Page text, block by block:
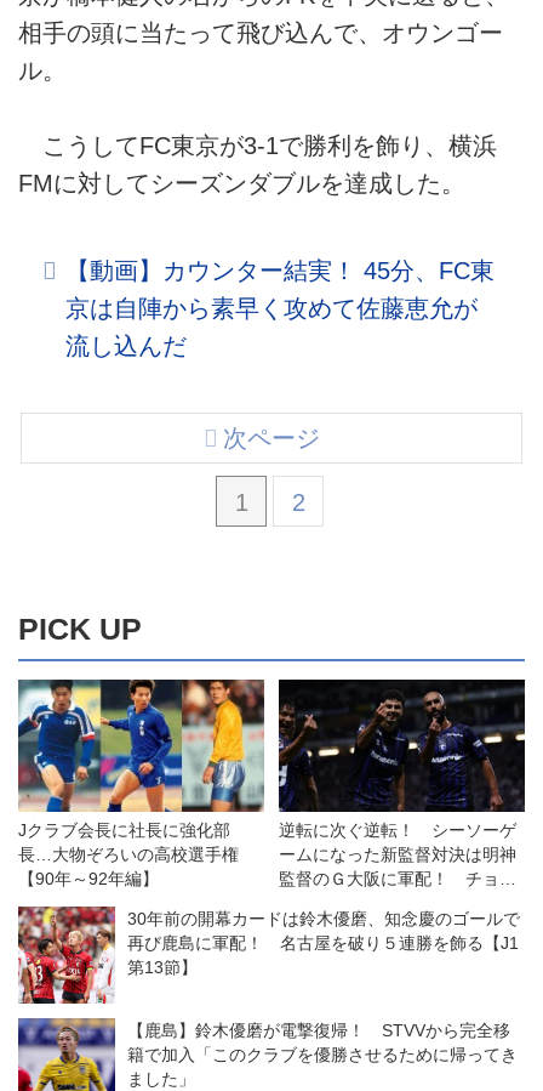
相手の頭に当たって飛び込んで、オウンゴー
ル。
こうしてFC東京が3-1で勝利を飾り、横浜
FMに対してシーズンダブルを達成した。
【動画】カウンター結実！ 45分、FC東
京は自陣から素早く攻めて佐藤恵允が
流し込んだ
1 2
次ページ
PICK UP
Jクラブ会長に社長に強化部
長…大物ぞろいの高校選手権
【90年～92年編】
逆転に次ぐ逆転！ シーソーゲ
ームになった新監督対決は明神
監督のＧ大阪に軍配！ チョウ
中、意欲を示すも一歩及ばず
◎J１開幕戦
30年前の開幕カードは鈴木優磨、知念慶のゴールで
再び鹿島に軍配！ 名古屋を破り５連勝を飾る【J1
第13節】
【鹿島】鈴木優磨が電撃復帰！ STVVから完全移
籍で加入「このクラブを優勝させるために帰ってき
ました」